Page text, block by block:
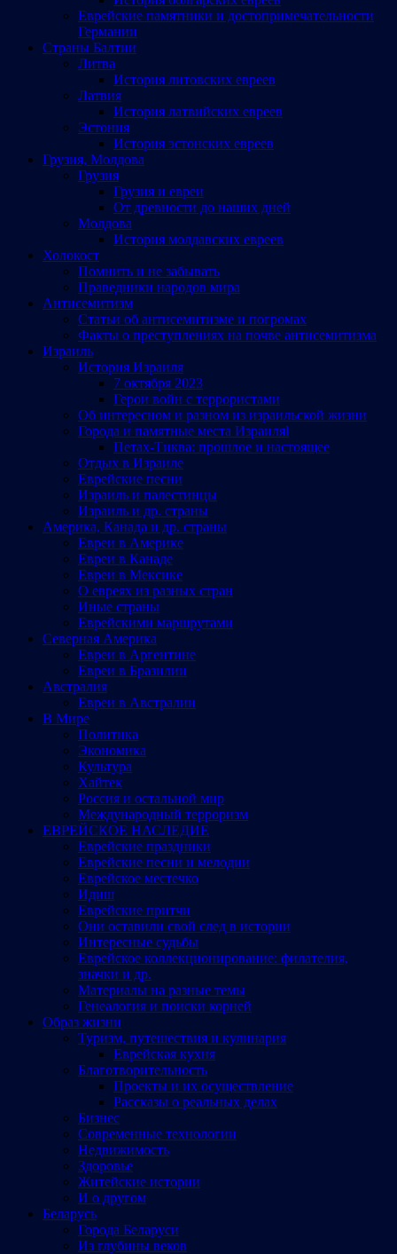
Еврейские памятники и достопримечательности
Германии
Страны Балтии
Литва
История литовских евреев
Латвия
История латвийских евреев
Эстония
История эстонских евреев
Грузия, Молдова
Грузия
Грузия и евреи
От древности до наших дней
Молдова
История молдавских евреев
Холокост
Помнить и не забывать
Праведники народов мира
Антисемитизм
Статьи об антисемитизме и погромах
Факты о преступлениях на почве антисемитизма
Израиль
История Израиля
7 октября 2023
Герои войн с террористами
Об интересном и разном из израильской жизни
Города и памятные места Израиляl
Петах-Тиква: прошлое и настоящее
Отдых в Израиле
Еврейские песни
Израиль и палестинцы
Израиль и др. страны
Америка, Канада и др. страны
Евреи в Америке
Евреи в Канаде
Евреи в Мексике
О евреях из разных стран
Иные страны
Еврейскими маршрутами
Северная Америка
Евреи в Аргентине
Евреи в Бразилии
Австралия
Евреи в Австралии
В Мире
Политика
Экономика
Культура
Хайтек
Россия и остальной мир
Международный терроризм
ЕВРЕЙСКОЕ НАСЛЕДИЕ
Еврейские праздники
Еврейские песни и мелодии
Еврейское местечко
Идиш
Еврейские притчи
Они оставили свой след в истории
Интересные судьбы
Еврейское коллекционирование: филателия,
значки и др.
Материалы на разные темы
Генеалогия и поиски корней
Образ жизни
Туризм, путешествия и кулинария
Еврейская кухня
Благотворительность
Проекты и их осуществление
Рассказы о реальных делах
Бизнес
Современные технологии
Недвижимость
Здоровье
Житейские истории
И о другом
Беларусь
Города Беларуси
Из глубины веков